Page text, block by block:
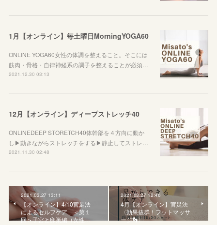
1月【オンライン】毎土曜日MorningYOGA60
ONLINE YOGA60女性の体調を整えること。そこには
筋肉・骨格・自律神経系の調子を整えることが必須…
2021.12.30 03:13
12月【オンライン】ディープストレッチ40
ONLINEDEEP STORETCH40体幹部を４方向に動か
し▶︎動きながらストレッチをする▶︎静止してストレ…
2021.11.30 02:48
2021.03.27 13:11
【オンライン】4/10官足法
によるセルフケア ＜第１
回＞子宮と卵巣編（女性…
2021.03.27 12:46
4月【オンライン】官足法
〈効果抜群！フットマッサ
ージ👣〉